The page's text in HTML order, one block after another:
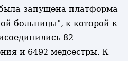
запущена платформа
больницы", к которой к
82
и 6492 медсестры. К